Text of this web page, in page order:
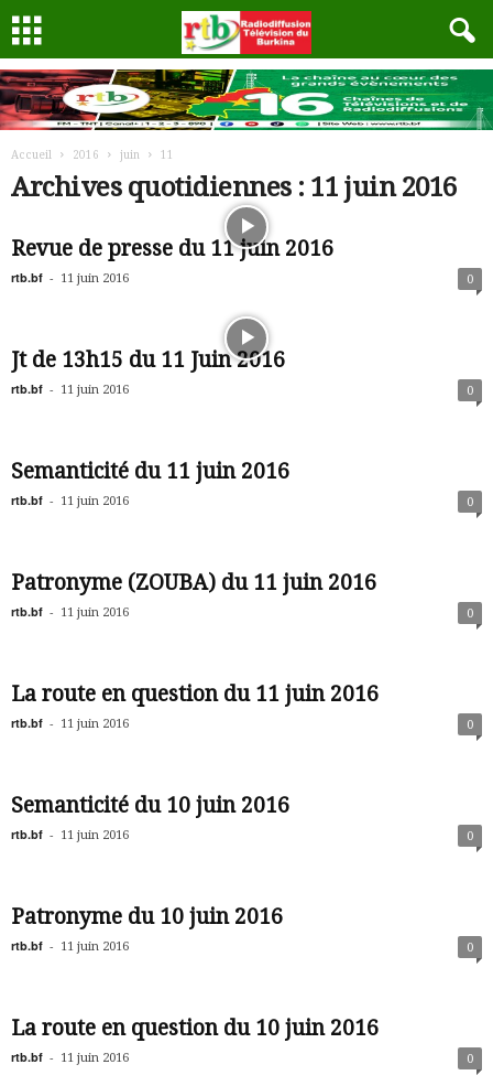
Accueil 2016 juin 11
Archives quotidiennes : 11 juin 2016
Revue de presse du 11 juin 2016
rtb.bf - 11 juin 2016 0
Jt de 13h15 du 11 Juin 2016
rtb.bf - 11 juin 2016 0
Semanticité du 11 juin 2016
rtb.bf - 11 juin 2016 0
Patronyme (ZOUBA) du 11 juin 2016
rtb.bf - 11 juin 2016 0
La route en question du 11 juin 2016
rtb.bf - 11 juin 2016 0
Semanticité du 10 juin 2016
rtb.bf - 11 juin 2016 0
Patronyme du 10 juin 2016
rtb.bf - 11 juin 2016 0
La route en question du 10 juin 2016
rtb.bf - 11 juin 2016 0